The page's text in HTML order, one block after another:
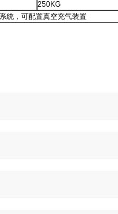
250KG
统，可配置真空充气装置